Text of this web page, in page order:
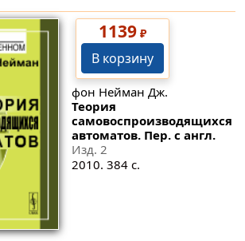
1139₽
В корзину
фон Нейман Дж.
Теория
самовоспроизводящихся
автоматов. Пер. с англ.
Изд. 2
2010. 384 с.